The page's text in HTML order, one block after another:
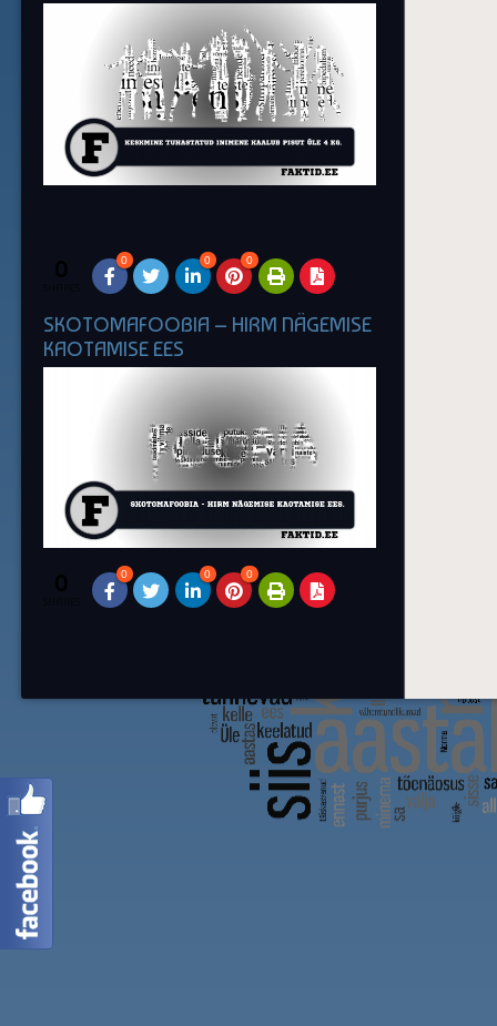
0 0 0 0
SKOTOMAFOOBIA – HIRM NÄGEMISE
KAOTAMISE EES
0 0 0 0